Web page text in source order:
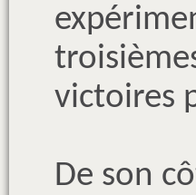
victoires
De son